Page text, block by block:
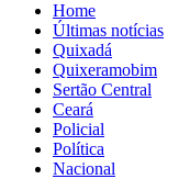
Home
Últimas notícias
Quixadá
Quixeramobim
Sertão Central
Ceará
Policial
Política
Nacional